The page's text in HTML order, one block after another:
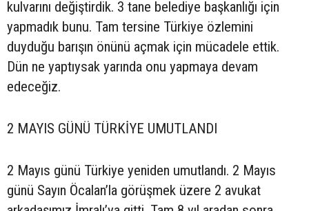
kulvarını değiştirdik. 3 tane belediye başkanlığı için
yapmadık bunu. Tam tersine Türkiye özlemini
duyduğu barışın önünü açmak için mücadele ettik.
Dün ne yaptıysak yarında onu yapmaya devam
edeceğiz.
2 MAYIS GÜNÜ TÜRKİYE UMUTLANDI
2 Mayıs günü Türkiye yeniden umutlandı. 2 Mayıs
günü Sayın Öcalan’la görüşmek üzere 2 avukat